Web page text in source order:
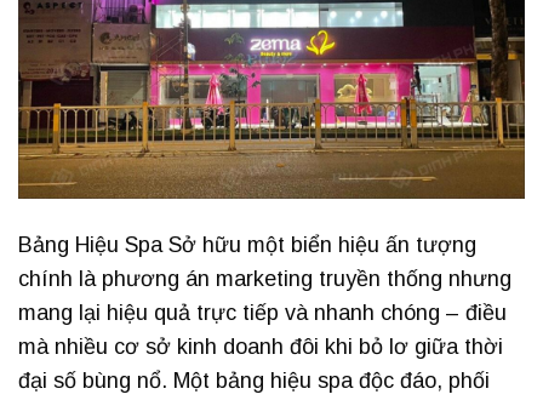
Bảng Hiệu Spa Sở hữu một biển hiệu ấn tượng
chính là phương án marketing truyền thống nhưng
mang lại hiệu quả trực tiếp và nhanh chóng – điều
mà nhiều cơ sở kinh doanh đôi khi bỏ lơ giữa thời
đại số bùng nổ. Một bảng hiệu spa độc đáo, phối